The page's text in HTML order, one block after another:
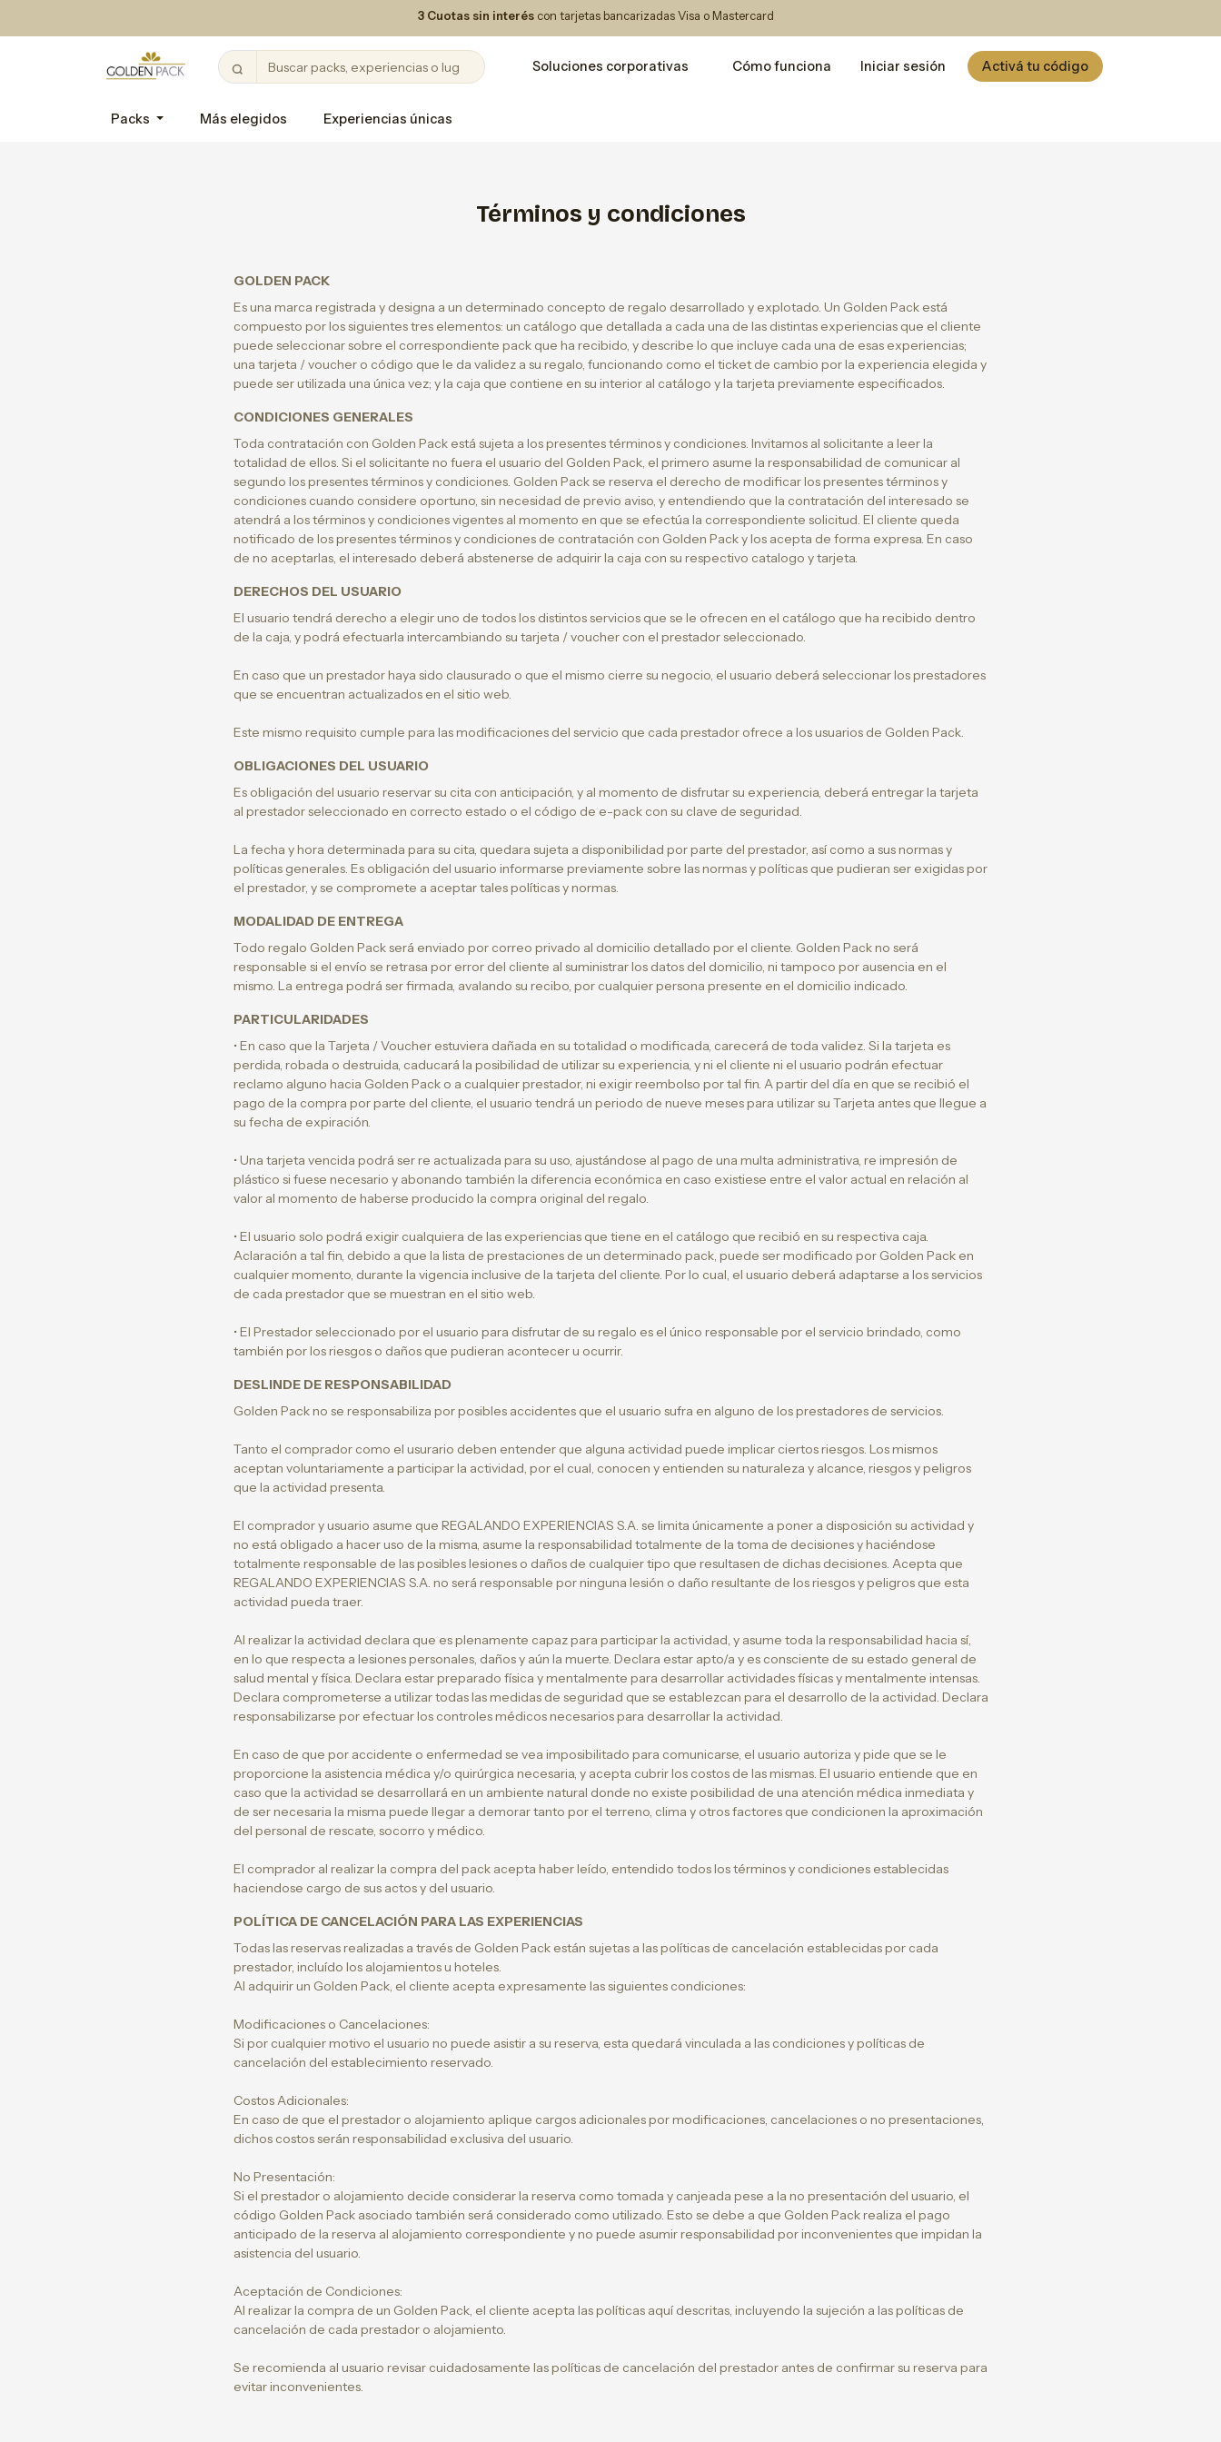
3 Cuotas sin interés con tarjetas bancarizadas Visa o Mastercard
Soluciones corporativas Cómo funciona Iniciar sesión Activá tu código
Packs Más elegidos Experiencias únicas
Términos y condiciones
GOLDEN PACK
Es una marca registrada y designa a un determinado concepto de regalo desarrollado y explotado. Un Golden Pack está
compuesto por los siguientes tres elementos: un catálogo que detallada a cada una de las distintas experiencias que el cliente
puede seleccionar sobre el correspondiente pack que ha recibido, y describe lo que incluye cada una de esas experiencias;
una tarjeta / voucher o código que le da validez a su regalo, funcionando como el ticket de cambio por la experiencia elegida y
puede ser utilizada una única vez; y la caja que contiene en su interior al catálogo y la tarjeta previamente especificados.
CONDICIONES GENERALES
Toda contratación con Golden Pack está sujeta a los presentes términos y condiciones. Invitamos al solicitante a leer la
totalidad de ellos. Si el solicitante no fuera el usuario del Golden Pack, el primero asume la responsabilidad de comunicar al
segundo los presentes términos y condiciones. Golden Pack se reserva el derecho de modificar los presentes términos y
condiciones cuando considere oportuno, sin necesidad de previo aviso, y entendiendo que la contratación del interesado se
atendrá a los términos y condiciones vigentes al momento en que se efectúa la correspondiente solicitud. El cliente queda
notificado de los presentes términos y condiciones de contratación con Golden Pack y los acepta de forma expresa. En caso
de no aceptarlas, el interesado deberá abstenerse de adquirir la caja con su respectivo catalogo y tarjeta.
DERECHOS DEL USUARIO
El usuario tendrá derecho a elegir uno de todos los distintos servicios que se le ofrecen en el catálogo que ha recibido dentro
de la caja, y podrá efectuarla intercambiando su tarjeta / voucher con el prestador seleccionado.
En caso que un prestador haya sido clausurado o que el mismo cierre su negocio, el usuario deberá seleccionar los prestadores
que se encuentran actualizados en el sitio web.
Este mismo requisito cumple para las modificaciones del servicio que cada prestador ofrece a los usuarios de Golden Pack.
OBLIGACIONES DEL USUARIO
Es obligación del usuario reservar su cita con anticipación, y al momento de disfrutar su experiencia, deberá entregar la tarjeta
al prestador seleccionado en correcto estado o el código de e-pack con su clave de seguridad.
La fecha y hora determinada para su cita, quedara sujeta a disponibilidad por parte del prestador, así como a sus normas y
políticas generales. Es obligación del usuario informarse previamente sobre las normas y políticas que pudieran ser exigidas por
el prestador, y se compromete a aceptar tales políticas y normas.
MODALIDAD DE ENTREGA
Todo regalo Golden Pack será enviado por correo privado al domicilio detallado por el cliente. Golden Pack no será
responsable si el envío se retrasa por error del cliente al suministrar los datos del domicilio, ni tampoco por ausencia en el
mismo. La entrega podrá ser firmada, avalando su recibo, por cualquier persona presente en el domicilio indicado.
PARTICULARIDADES
• En caso que la Tarjeta / Voucher estuviera dañada en su totalidad o modificada, carecerá de toda validez. Si la tarjeta es
perdida, robada o destruida, caducará la posibilidad de utilizar su experiencia, y ni el cliente ni el usuario podrán efectuar
reclamo alguno hacia Golden Pack o a cualquier prestador, ni exigir reembolso por tal fin. A partir del día en que se recibió el
pago de la compra por parte del cliente, el usuario tendrá un periodo de nueve meses para utilizar su Tarjeta antes que llegue a
su fecha de expiración.
• Una tarjeta vencida podrá ser re actualizada para su uso, ajustándose al pago de una multa administrativa, re impresión de
plástico si fuese necesario y abonando también la diferencia económica en caso existiese entre el valor actual en relación al
valor al momento de haberse producido la compra original del regalo.
• El usuario solo podrá exigir cualquiera de las experiencias que tiene en el catálogo que recibió en su respectiva caja.
Aclaración a tal fin, debido a que la lista de prestaciones de un determinado pack, puede ser modificado por Golden Pack en
cualquier momento, durante la vigencia inclusive de la tarjeta del cliente. Por lo cual, el usuario deberá adaptarse a los servicios
de cada prestador que se muestran en el sitio web.
• El Prestador seleccionado por el usuario para disfrutar de su regalo es el único responsable por el servicio brindado, como
también por los riesgos o daños que pudieran acontecer u ocurrir.
DESLINDE DE RESPONSABILIDAD
Golden Pack no se responsabiliza por posibles accidentes que el usuario sufra en alguno de los prestadores de servicios.
Tanto el comprador como el usurario deben entender que alguna actividad puede implicar ciertos riesgos. Los mismos
aceptan voluntariamente a participar la actividad, por el cual, conocen y entienden su naturaleza y alcance, riesgos y peligros
que la actividad presenta.
El comprador y usuario asume que REGALANDO EXPERIENCIAS S.A. se limita únicamente a poner a disposición su actividad y
no está obligado a hacer uso de la misma, asume la responsabilidad totalmente de la toma de decisiones y haciéndose
totalmente responsable de las posibles lesiones o daños de cualquier tipo que resultasen de dichas decisiones. Acepta que
REGALANDO EXPERIENCIAS S.A. no será responsable por ninguna lesión o daño resultante de los riesgos y peligros que esta
actividad pueda traer.
Al realizar la actividad declara que es plenamente capaz para participar la actividad, y asume toda la responsabilidad hacia sí,
en lo que respecta a lesiones personales, daños y aún la muerte. Declara estar apto/a y es consciente de su estado general de
salud mental y física. Declara estar preparado física y mentalmente para desarrollar actividades físicas y mentalmente intensas.
Declara comprometerse a utilizar todas las medidas de seguridad que se establezcan para el desarrollo de la actividad. Declara
responsabilizarse por efectuar los controles médicos necesarios para desarrollar la actividad.
En caso de que por accidente o enfermedad se vea imposibilitado para comunicarse, el usuario autoriza y pide que se le
proporcione la asistencia médica y/o quirúrgica necesaria, y acepta cubrir los costos de las mismas. El usuario entiende que en
caso que la actividad se desarrollará en un ambiente natural donde no existe posibilidad de una atención médica inmediata y
de ser necesaria la misma puede llegar a demorar tanto por el terreno, clima y otros factores que condicionen la aproximación
del personal de rescate, socorro y médico.
El comprador al realizar la compra del pack acepta haber leído, entendido todos los términos y condiciones establecidas
haciendose cargo de sus actos y del usuario.
POLÍTICA DE CANCELACIÓN PARA LAS EXPERIENCIAS
Todas las reservas realizadas a través de Golden Pack están sujetas a las políticas de cancelación establecidas por cada
prestador, incluído los alojamientos u hoteles.
Al adquirir un Golden Pack, el cliente acepta expresamente las siguientes condiciones:
Modificaciones o Cancelaciones:
Si por cualquier motivo el usuario no puede asistir a su reserva, esta quedará vinculada a las condiciones y políticas de
cancelación del establecimiento reservado.
Costos Adicionales:
En caso de que el prestador o alojamiento aplique cargos adicionales por modificaciones, cancelaciones o no presentaciones,
dichos costos serán responsabilidad exclusiva del usuario.
No Presentación:
Si el prestador o alojamiento decide considerar la reserva como tomada y canjeada pese a la no presentación del usuario, el
código Golden Pack asociado también será considerado como utilizado. Esto se debe a que Golden Pack realiza el pago
anticipado de la reserva al alojamiento correspondiente y no puede asumir responsabilidad por inconvenientes que impidan la
asistencia del usuario.
Aceptación de Condiciones:
Al realizar la compra de un Golden Pack, el cliente acepta las políticas aquí descritas, incluyendo la sujeción a las políticas de
cancelación de cada prestador o alojamiento.
Se recomienda al usuario revisar cuidadosamente las políticas de cancelación del prestador antes de confirmar su reserva para
evitar inconvenientes.